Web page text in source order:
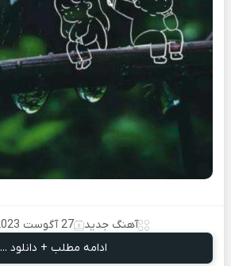
آهنگ جدید 27 آگوست 2023
ادامه مطلب + دانلود ...